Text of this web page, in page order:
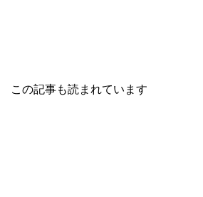
この記事も読まれています